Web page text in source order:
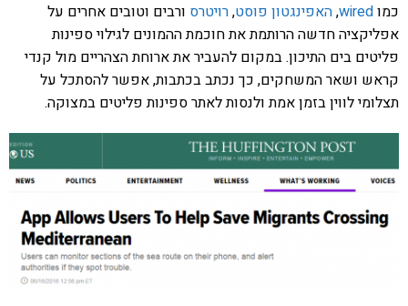
כמוwired
,האפינגטון פוסט,רויטרס ורבים וטובים אחרים על
אפליקציה חדשה הרותמת את חוכמת ההמונים לגילוי ספינות
פליטים בים התיכון. במקום להעביר את ארוחת הצהריים מול קנדי
קראש ושאר המשחקים, כך נכתב בכתבות, אפשר להסתכל על
תצלומי לווין בזמן אמת ולנסות לאתר ספינות פליטים במצוקה.